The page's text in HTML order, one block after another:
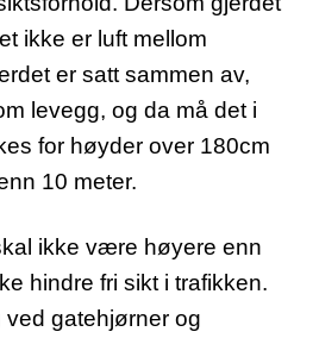
ikke er luft mellom
er satt sammen av,
levegg, og da må det i
for høyder over 180cm
10 meter.
ikke være høyere enn
hindre fri sikt i trafikken.
gatehjørner og